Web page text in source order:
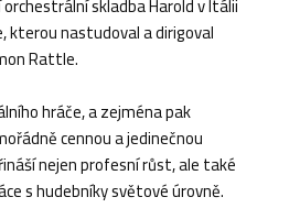
kterou nastudoval a dirigoval
Rattle.
hráče, a zejména pak
cennou a jedinečnou
nejen profesní růst, ale také
s hudebníky světové úrovně.